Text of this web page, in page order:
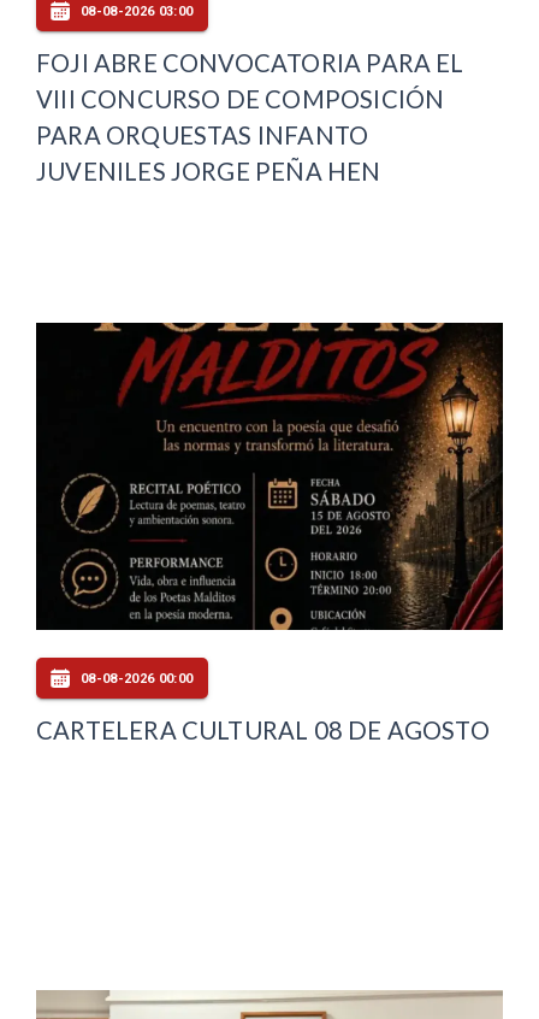
08-08-2026 03:00
FOJI ABRE CONVOCATORIA PARA EL
VIII CONCURSO DE COMPOSICIÓN
PARA ORQUESTAS INFANTO
JUVENILES JORGE PEÑA HEN
08-08-2026 00:00
CARTELERA CULTURAL 08 DE AGOSTO